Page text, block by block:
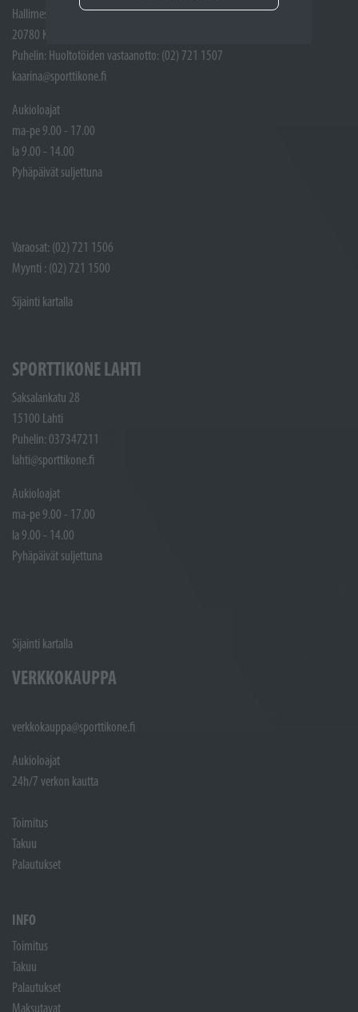
Hallimestarinkatu 4
20780 Kaarina
Puhelin: Huoltotöiden vastaanotto: (02) 721 1507
kaarina@sporttikone.fi
Aukioloajat
ma-pe 9.00 - 17.00
la 9.00 - 14.00
Pyhäpäivät suljettuna
Varaosat: (02) 721 1506
Myynti : (02) 721 1500
Sijainti kartalla
SPORTTIKONE LAHTI
Saksalankatu 28
15100 Lahti
Puhelin: 037347211
lahti@sporttikone.fi
Aukioloajat
ma-pe 9.00 - 17.00
la 9.00 - 14.00
Pyhäpäivät suljettuna
Sijainti kartalla
VERKKOKAUPPA
verkkokauppa@sporttikone.fi
Aukioloajat
24h/7 verkon kautta
Toimitus
Takuu
Palautukset
INFO
Toimitus
Takuu
Palautukset
Maksutavat